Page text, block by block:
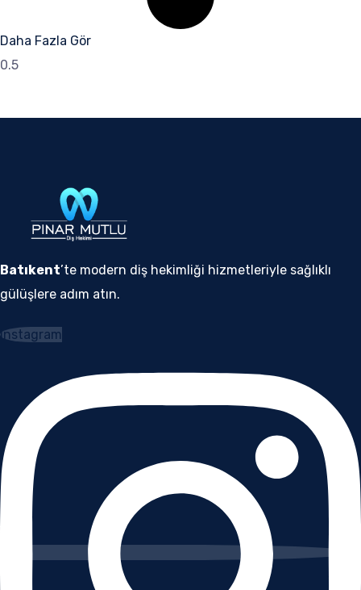
Daha Fazla Gör
Batıkent’te modern diş hekimliği hizmetleriyle sağlıklı
gülüşlere adım atın.
Instagram